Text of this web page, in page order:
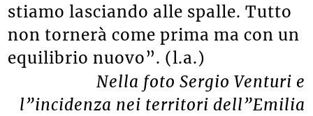
stiamo lasciando alle spalle. Tutto
non tornerà come prima ma con un
equilibrio nuovo”. (l.a.)
Nella foto Sergio Venturi e
l”incidenza nei territori dell”Emilia